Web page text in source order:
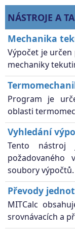
NÁSTROJE A
Mechanika
Výpočet je
mechaniky
Program je
oblasti
Vyhledání
Tento nástroj
soubory výpočtů.
Převody
MITCalc
srovnávacích a